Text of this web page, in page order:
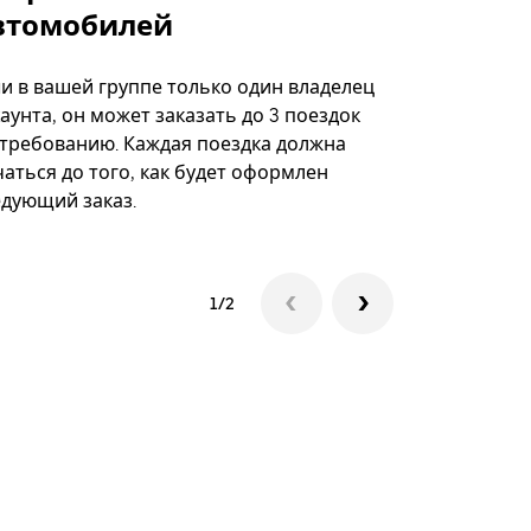
в вашей группе только один владелец
он может заказать до 3 поездок
Каждая поездка должна
до того, как будет оформлен
заказ.
1/2